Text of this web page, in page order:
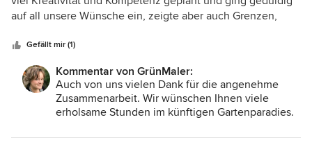
5
auf all unsere Wünsche ein, zeigte aber auch Grenzen,
Mappe“ mit den gewünschten Plänen in einer sehr
ansprechenden Form. Wir können die Umsetzung kaum
erwarten und danken für die gute Zusammenarbeit.
Gefällt mir (1)
Kommentar von GrünMaler:
Auch von uns vielen Dank für die angenehme
Zusammenarbeit. Wir wünschen Ihnen viele
erholsame Stunden im künftigen Gartenparadies.